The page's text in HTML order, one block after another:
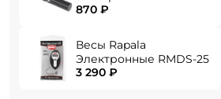
фонарем EPHN-40
870 ₽
Весы Rapala
Электронные RMDS-25
3 290 ₽
Придумайте пароль: *